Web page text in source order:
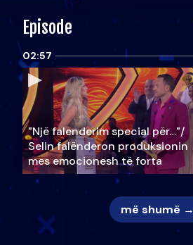
Episode
02:57
"Një falenderim special për…"/
Selin falënderon produksionin
mes emocionesh të forta
më shumë →